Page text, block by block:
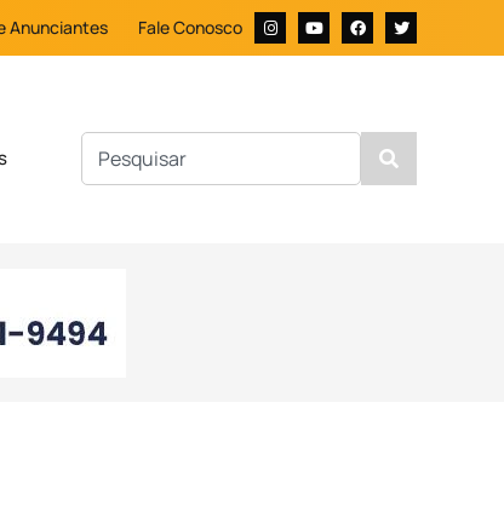
Anunciantes Fale Conosco